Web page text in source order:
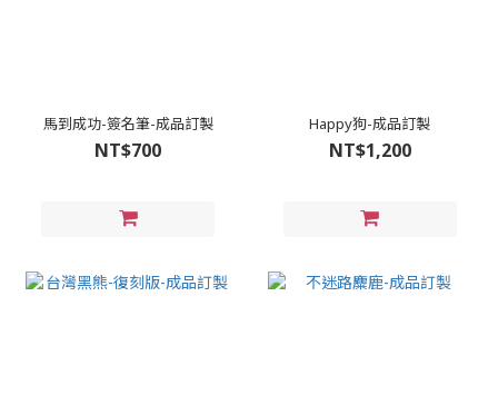
馬到成功-簽名筆-成品訂製
NT$700
Happy狗-成品訂製
NT$1,200